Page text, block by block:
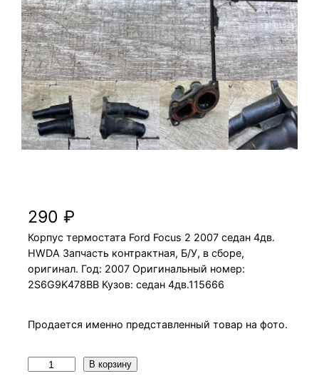
290₽
Корпус термостата Ford Focus 2 2007 седан 4дв.
HWDA Запчасть контрактная, Б/У, в сборе,
оригинал. Год: 2007 Оригинальный номер:
2S6G9K478BB Кузов: седан 4дв.115666
Продается именно представленный товар на фото.
В корзину